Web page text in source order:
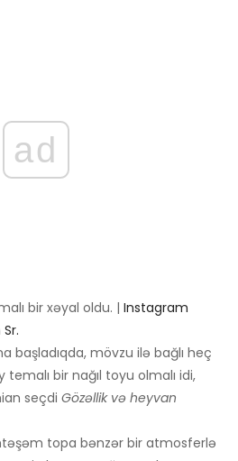
ad
bir xəyal oldu. | Instagram
başladıqda, mövzu ilə bağlı heç
temalı bir nağıl toyu olmalı idi,
seçdi Gözəllik və heyvan
topa bənzər bir atmosferlə